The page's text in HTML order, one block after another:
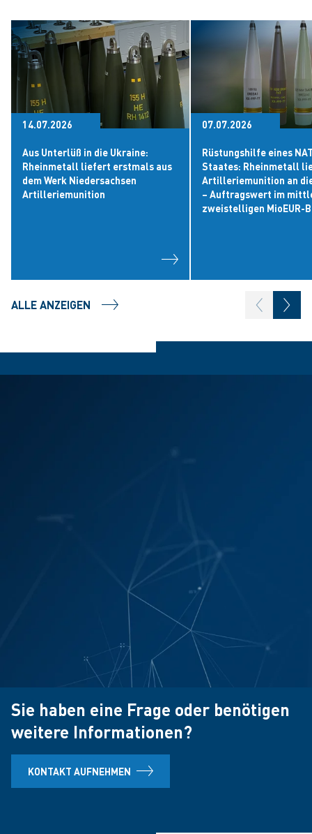
14.07.2026
Aus Unterlüß in die Ukraine:
Rheinmetall liefert erstmals aus
dem Werk Niedersachsen
Artilleriemunition
07.07.2026
Rüstungshilfe eines
Staates: Rheinmetall
Artilleriemunition an
– Auftragswert im
zweistelligen MioEUR-
ALLE ANZEIGEN
Sie haben eine Frage oder benötigen
weitere Informationen?
KONTAKT AUFNEHMEN